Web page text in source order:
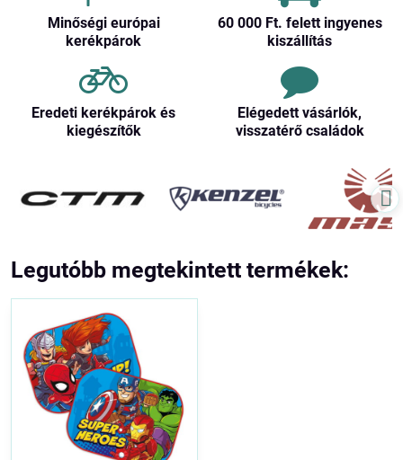
Minőségi európai
kerékpárok
60 000 Ft​. felett ingyenes
kiszállítás
Eredeti kerékpárok és
kiegészítők
Elégedett vásárlók,
visszatérő családok
Legutóbb megtekintett termékek: